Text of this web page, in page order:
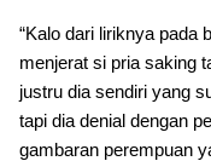
“Kalo dari liriknya pada
menjerat si pria saking
justru dia sendiri yang
tapi dia denial dengan
gambaran perempuan